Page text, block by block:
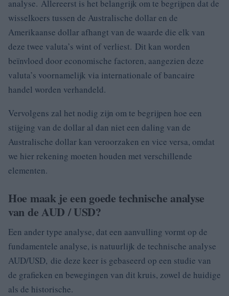
analyse. Allereerst is het belangrijk om te begrijpen dat de
wisselkoers tussen de Australische dollar en de
Amerikaanse dollar afhangt van de waarde die elk van
deze twee valuta’s wint of verliest. Dit kan worden
beïnvloed door economische factoren, aangezien deze
valuta’s voornamelijk via internationale of bancaire
handel worden verhandeld.
Vervolgens zal het nodig zijn om te begrijpen hoe een
stijging van de dollar al dan niet een daling van de
Australische dollar kan veroorzaken en vice versa, omdat
we hier rekening moeten houden met verschillende
elementen.
Hoe maak je een goede technische analyse
van de AUD / USD?
Een ander type analyse, dat een aanvulling vormt op de
fundamentele analyse, is natuurlijk de technische analyse
AUD/USD, die deze keer is gebaseerd op een studie van
de grafieken en bewegingen van dit kruis, zowel de huidige
als de historische.